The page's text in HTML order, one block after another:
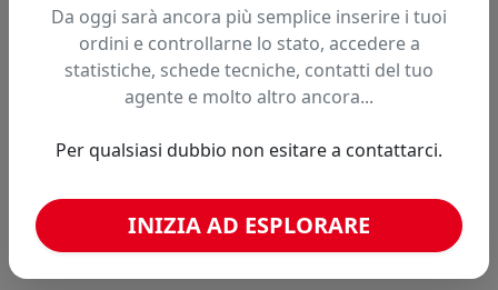
Hai trovato questo prodotto ad un prezzo più basso?
Fai una segnalazione
Confronta con articoli simili
Caricamento confronto...
Da oggi sarà ancora più semplice inserire i tuoi
ordini e controllarne lo stato, accedere a
statistiche, schede tecniche, contatti del tuo
agente e molto altro ancora...
Per qualsiasi dubbio non esitare a contattarci.
INIZIA AD ESPLORARE